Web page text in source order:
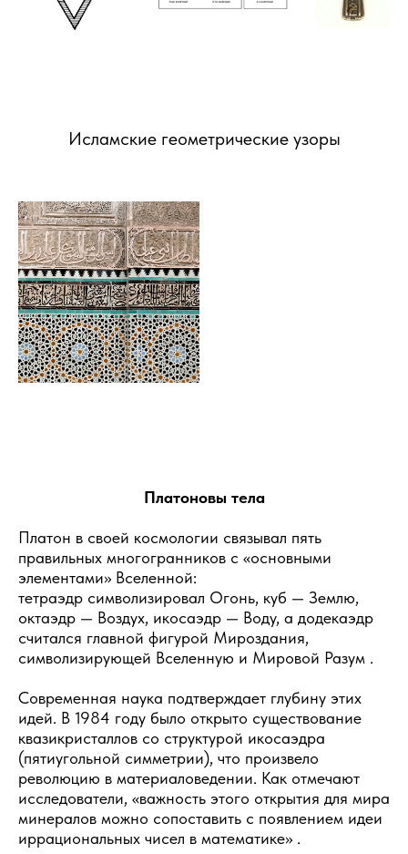
Исламские геометрические узоры
Платоновы тела
Платон в своей космологии связывал пять
правильных многогранников с «основными
элементами» Вселенной:
тетраэдр символизировал Огонь, куб — Землю,
октаэдр — Воздух, икосаэдр — Воду, а додекаэдр
считался главной фигурой Мироздания,
символизирующей Вселенную и Мировой Разум .
Современная наука подтверждает глубину этих
идей. В 1984 году было открыто существование
квазикристаллов со структурой икосаэдра
(пятиугольной симметрии), что произвело
революцию в материаловедении. Как отмечают
исследователи, «важность этого открытия для мира
минералов можно сопоставить с появлением идеи
иррациональных чисел в математике» .